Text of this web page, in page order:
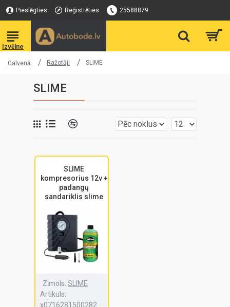
Pieslēgties Reģistrēties 25588879
Galvenā Ražotāji SLIME
SLIME
SLIME
kompresorius 12v +
padangų
sandariklis slime
Zīmols: SLIME
Artikuls:
x0716281500282